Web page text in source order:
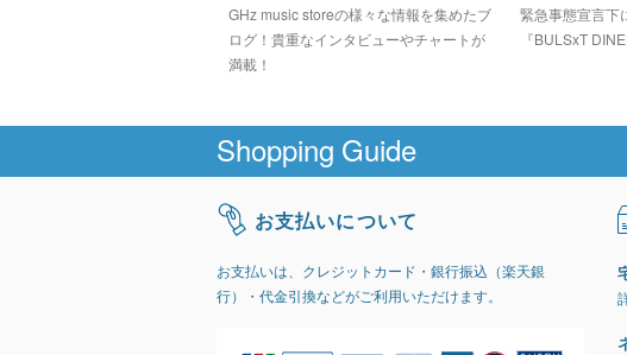
GHz music storeの様々な情報を集めたブ
ログ！貴重なインタビューやチャートが
満載！
緊急事態宣言下
『BULSxT
Shopping Guide
お支払いについて
お支払いは、クレジットカード・銀行振込（楽天銀
行）・代金引換などがご利用いただけます。